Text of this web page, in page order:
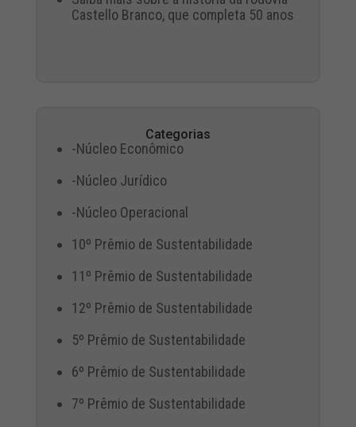
Castello Branco, que completa 50 anos
Categorias
-Núcleo Econômico
-Núcleo Jurídico
-Núcleo Operacional
10º Prêmio de Sustentabilidade
11º Prêmio de Sustentabilidade
12º Prêmio de Sustentabilidade
5º Prêmio de Sustentabilidade
6º Prêmio de Sustentabilidade
7º Prêmio de Sustentabilidade